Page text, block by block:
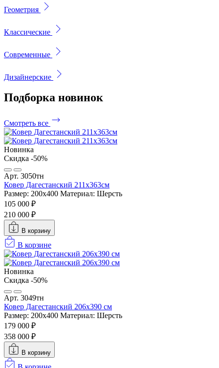
Геометрия
Классические
Современные
Дизайнерские
Подборка новинок
Смотреть все
Новинка
Скидка -50%
Арт. 3050тн
Ковер Дагестанский 211x363см
Размер: 200х400 Материал: Шерсть
105 000 ₽
210 000 ₽
В корзину
В корзине
Новинка
Скидка -50%
Арт. 3049тн
Ковер Дагестанский 206x390 см
Размер: 200х400 Материал: Шерсть
179 000 ₽
358 000 ₽
В корзину